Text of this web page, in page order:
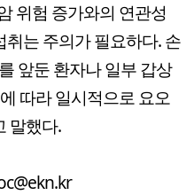
위험 증가와의 연관성
는 주의가 필요하다. 손
앞둔 환자나 일부 갑상
따라 일시적으로 요오
말했다.